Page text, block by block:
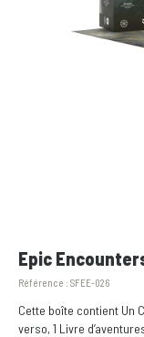
Epic
Référence : SFEE-026
Cette boîte contient Un
verso, 1 Livre